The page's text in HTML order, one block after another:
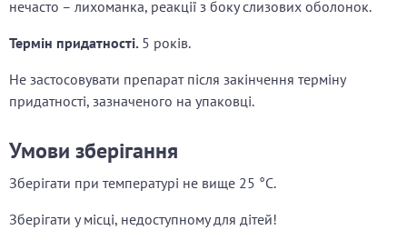
нечасто – лихоманка, реакції з боку слизових оболонок.
Термін придатності. 5 років.
Не застосовувати препарат після закінчення терміну
придатності, зазначеного на упаковці.
Умови зберігання
Зберігати при температурі не вище 25 °С.
Зберігати у місці, недоступному для дітей!